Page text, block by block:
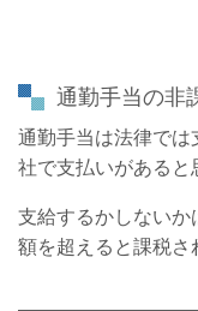
通勤手当の非
通勤手当は法律では
社で支払いがあると
支給するかしないか
額を超えると課税さ